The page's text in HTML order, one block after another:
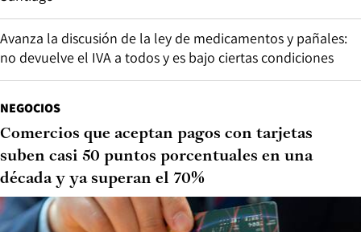
Avanza la discusión de la ley de medicamentos y pañales:
no devuelve el IVA a todos y es bajo ciertas condiciones
NEGOCIOS
Comercios que aceptan pagos con tarjetas
suben casi 50 puntos porcentuales en una
década y ya superan el 70%